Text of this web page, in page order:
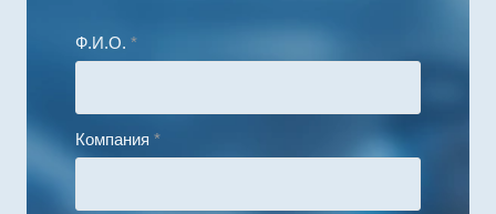
Ф.И.О. *
Компания *